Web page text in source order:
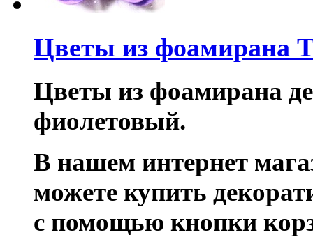
Цветы из фоамирана
Цветы из фоамирана
фиолетовый.
В нашем интернет
можете купить
с помощью кнопки